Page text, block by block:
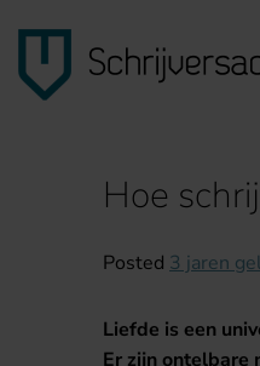
Hoe
Posted 3 jaren
Liefde is een
Er zijn ontelbare